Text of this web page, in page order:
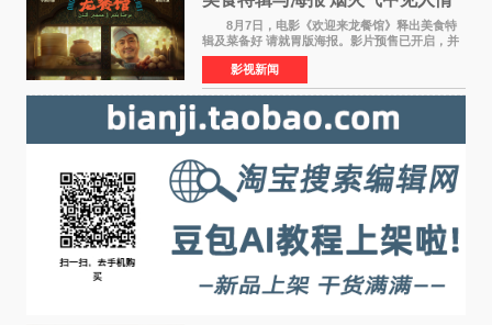
温暖
8月7日，电影《欢迎来龙餐馆》释出美食特
辑及菜备好 请就胃版海报。影片预售已开启，并
将于8月8日至10日14:00-21:00举行全国超前点
映。电影《欢迎来龙餐馆》作为战争美食喜剧大
片，讲述了中国
影视新闻